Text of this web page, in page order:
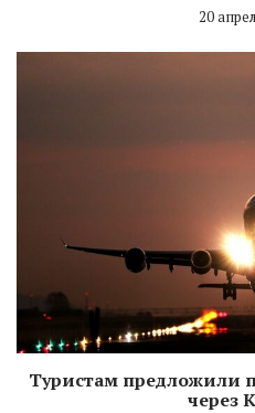
20
Туристам предложили
через